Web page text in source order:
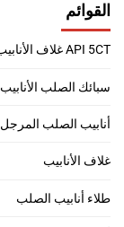
القوائم
API 5CT غلاف الأنابيب
سبائك الصلب الأنابيب
أنابيب الصلب المرجل
غلاف الأنابيب
طلاء أنابيب الصلب